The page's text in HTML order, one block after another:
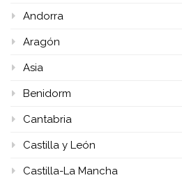
Andorra
Aragón
Asia
Benidorm
Cantabria
Castilla y León
Castilla-La Mancha